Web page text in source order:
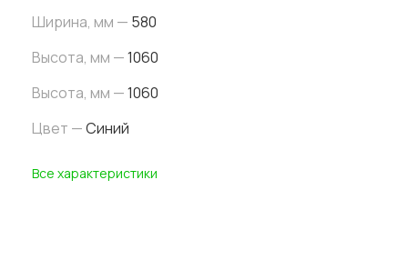
Ширина, мм — 580
Высота, мм —1060
Высота, мм —1060
Цвет —Синий
Все характеристики